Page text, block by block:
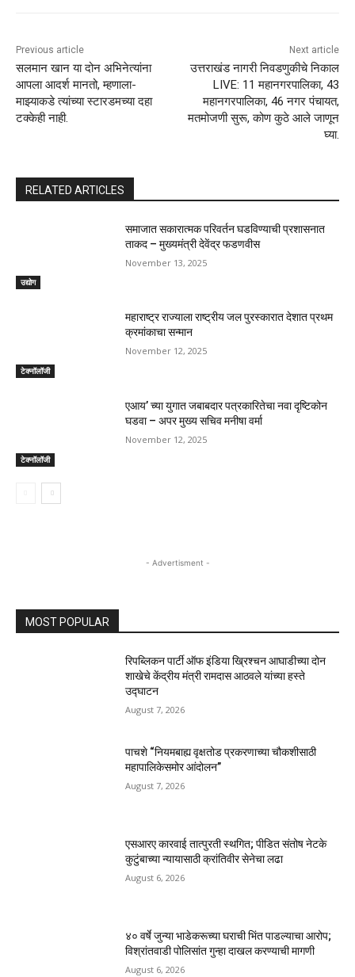
Previous article
सलमान खान या दोन अभिनेत्यांना
आपला आदर्श मानतो, म्हणाला-
माझ्याकडे त्यांच्या स्टारडमच्या दहा
टक्केही नाही.
Next article
उत्तराखंड नागरी निवडणुकीचे निकाल
LIVE: 11 महानगरपालिका, 43
महानगरपालिका, 46 नगर पंचायत,
मतमोजणी सुरू, कोण कुठे आले जाणून
घ्या.
RELATED ARTICLES
उद्योग
समाजात सकारात्मक परिवर्तन घडविण्याची प्रशासनात
ताकद – मुख्यमंत्री देवेंद्र फडणवीस
November 13, 2025
टेक्नॉलॉजी
महाराष्ट्र राज्याला राष्ट्रीय जल पुरस्कारात देशात प्रथम
क्रमांकाचा सन्मान
November 12, 2025
टेक्नॉलॉजी
एआय’ च्या युगात जबाबदार पत्रकारितेचा नवा दृष्टिकोन
घडवा – अपर मुख्य सचिव मनीषा वर्मा
November 12, 2025
- Advertisment -
MOST POPULAR
रिपब्लिकन पार्टी ऑफ इंडिया ख्रिश्चन आघाडीच्या दोन
शाखेचे केंद्रीय मंत्री रामदास आठवले यांच्या हस्ते
उद्घाटन
August 7, 2026
पाचशे “नियमबाह्य वृक्षतोड प्रकरणाच्या चौकशीसाठी
महापालिकेसमोर आंदोलन”
August 7, 2026
एसआरए कारवाई तात्पुरती स्थगित; पीडित संतोष नेटके
कुटुंबाच्या न्यायासाठी क्रांतिवीर सेनेचा लढा
August 6, 2026
४० वर्षे जुन्या भाडेकरूच्या घराची भिंत पाडल्याचा आरोप;
विश्रांतवाडी पोलिसांत गुन्हा दाखल करण्याची मागणी
August 6, 2026